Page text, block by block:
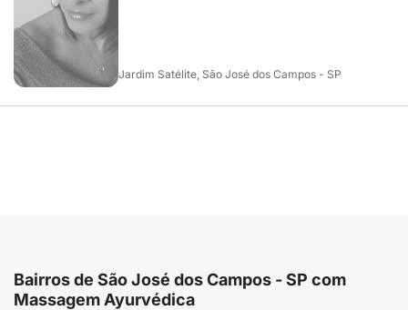
Jardim Satélite, São José dos Campos - SP
Bairros de São José dos Campos - SP com
Massagem Ayurvédica